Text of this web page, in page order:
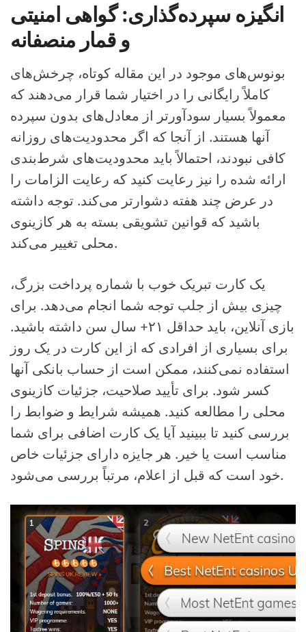
انگیزه سپرده‌گذاری: گواهی امنیتی
و قمار منصفانه
بونوس‌های موجود در این مقاله کوتاه، چرخش‌های
کاملاً رایگانی را در اختیار شما قرار می‌دهند که
معمولاً بسیار سودآورتر از معادل‌های بدون سپرده
آنها هستند. از آنجا که اگر محدودیت‌های روزانه
کافی نبودند، احتمالاً باید محدودیت‌های شرط‌بندی
ارائه شده را نیز رعایت کنید که رعایت الزامات را
در عرض چند هفته دشوارتر می‌کند. توجه داشته
باشید که قوانین تشویقی بسته به هر کازینوی
محلی تغییر می‌کند.
یک کارت تبریک خوب با شماره پرداخت بزرگ،
چیزی بیش از جلب توجه شما انجام می‌دهد. برای
بازی آنلاین، باید حداقل ۲۱+ سال سن داشته باشید.
برای بسیاری از افرادی که از این کارت در یک روز
استفاده نمی‌کنند، ممکن است از حساب بانکی آنها
کسر شود. برای تأیید صلاحیت، جزئیات کازینوی
محلی را مطالعه کنید. همیشه شرایط و ضوابط را
بررسی کنید تا ببینید آیا یک کارت اضافی برای شما
مناسب است یا خیر. هر جایزه دارای جزئیات خاص
خود است که قبل از اعلام، مرتباً بررسی می‌شود.